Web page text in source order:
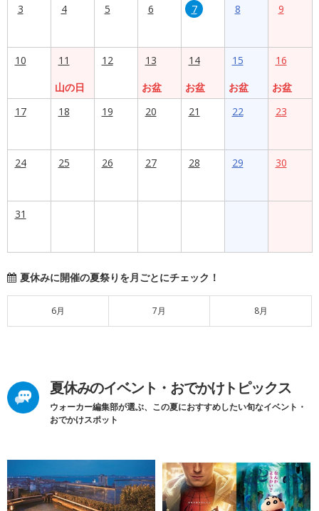
3 4 5 6 7 8 9
10
11
山の日
12
13
お盆
14
お盆
15
お盆
16
お盆
17
18 19 20 21 22 23
24 25 26 27 28 29 30
31
夏休みに開催の夏祭りを月ごとにチェック！
6月 7月 8月
夏休みのイベント・おでかけトピックス
ウォーカー編集部が選ぶ、この夏におすすめしたい旬なイベント・
おでかけスポット